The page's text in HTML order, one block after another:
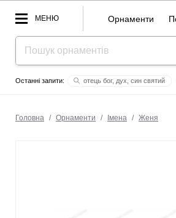
МЕНЮ Орнаменти
отець бог, дух, син святий
Головна / Орнаменти / Імена / Женя